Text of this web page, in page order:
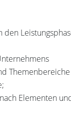
Elementen